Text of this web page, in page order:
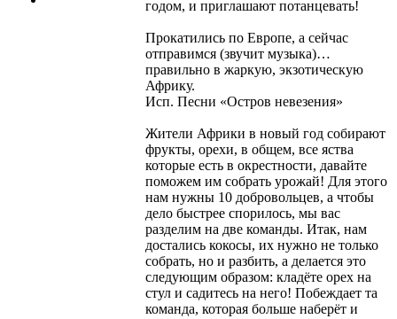
годом, и приглашают потанцевать!
Прокатились по Европе, а сейчас
отправимся (звучит музыка)…
правильно в жаркую, экзотическую
Африку.
Исп. Песни «Остров невезения»
Жители Африки в новый год собирают
фрукты, орехи, в общем, все яства
которые есть в окрестности, давайте
поможем им собрать урожай! Для этого
нам нужны 10 добровольцев, а чтобы
дело быстрее спорилось, мы вас
разделим на две команды. Итак, нам
достались кокосы, их нужно не только
собрать, но и разбить, а делается это
следующим образом: кладёте орех на
стул и садитесь на него! Побеждает та
команда, которая больше наберёт и